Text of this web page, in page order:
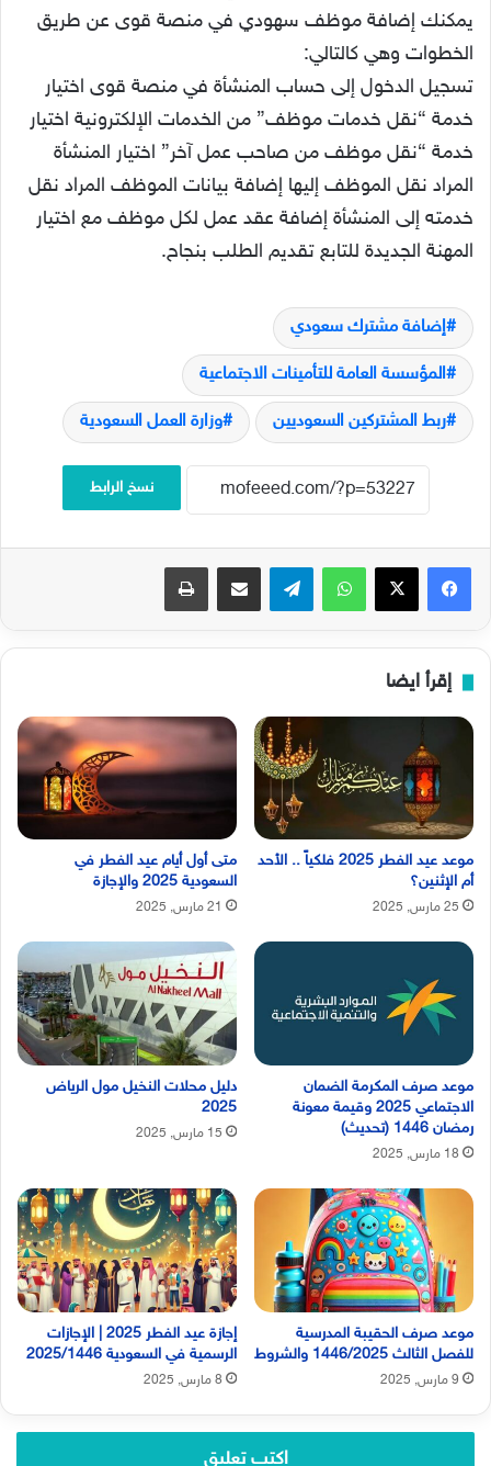
يمكنك إضافة موظف سهودي في منصة قوى عن طريق
الخطوات وهي كالتالي:
تسجيل الدخول إلى حساب المنشأة في منصة قوى اختيار
خدمة “نقل خدمات موظف” من الخدمات الإلكترونية اختيار
خدمة “نقل موظف من صاحب عمل آخر” اختيار المنشأة
المراد نقل الموظف إليها إضافة بيانات الموظف المراد نقل
خدمته إلى المنشأة إضافة عقد عمل لكل موظف مع اختيار
المهنة الجديدة للتابع تقديم الطلب بنجاح.
إضافة مشترك سعودي
المؤسسة العامة للتأمينات الاجتماعية
ربط المشتركين السعوديين وزارة العمل السعودية
نسخ الرابط
فيسبوك‫X واتساب تيلقرام مشاركة عبر البريد طباعة
إقرأ ايضا
موعد عيد الفطر 2025 فلكياً .. الأحد
أم الإثنين؟
25 مارس, 2025
متى أول أيام عيد الفطر في
السعودية 2025 والإجازة
21 مارس, 2025
موعد صرف المكرمة الضمان
الاجتماعي 2025 وقيمة معونة
رمضان 1446 (تحديث)
18 مارس, 2025
دليل محلات النخيل مول الرياض
2025
15 مارس, 2025
موعد صرف الحقيبة المدرسية
للفصل الثالث 1446/2025 والشروط
9 مارس, 2025
إجازة عيد الفطر 2025 | الإجازات
الرسمية في السعودية 2025/1446
8 مارس, 2025
اكتب تعليق